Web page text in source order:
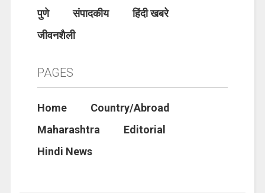
पुणे
संपादकीय
हिंदी खबरे
जीवनशैली
PAGES
Home
Country/Abroad
Maharashtra
Editorial
Hindi News